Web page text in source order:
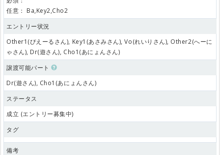
任意： Ba,Key2,Cho2
エントリー状況
Other1(ぴえーるさん), Key1(あさみさん), Vo(れいりさん), Other2(へーに
ゃさん), Dr(遊さん), Cho1(あにょんさん)
譲渡可能パート
Dr(遊さん), Cho1(あにょんさん)
ステータス
成立 (エントリー募集中)
タグ
備考